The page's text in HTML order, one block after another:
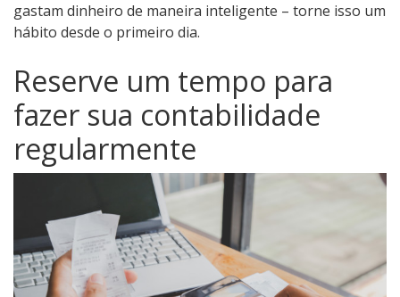
gastam dinheiro de maneira inteligente – torne isso um
hábito desde o primeiro dia.
Reserve um tempo para
fazer sua contabilidade
regularmente